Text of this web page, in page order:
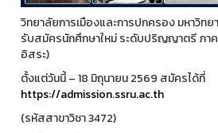
วิทยาลัยการเมืองและการปกครอง มหาวิท
รับสมัครนักศึกษาใหม่ ระดับปริญญาตรี ภา
อิสระ)
ตั้งแต่วันนี้ – 18 มิถุนายน 2569 สมัครได้ที่
https://admission.ssru.ac.th
(รหัสสาขาวิชา 3472)